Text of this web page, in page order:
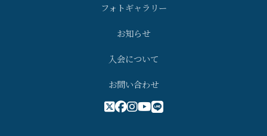
フォトギャラリー
お知らせ
入会について
お問い合わせ